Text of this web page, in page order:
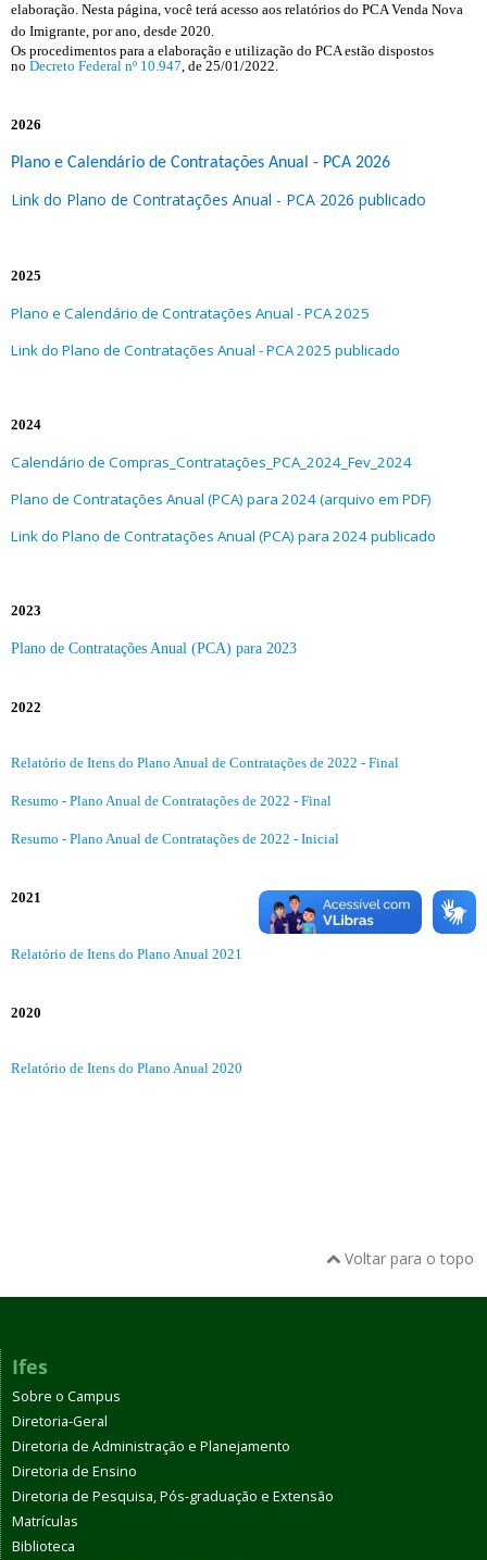
elaboração. Nesta página, você terá acesso aos relatórios do PCA Venda Nova
do Imigrante, por ano, desde 2020.
Os procedimentos para a elaboração e utilização do PCA estão dispostos
no Decreto Federal nº 10.947 , de 25/01/2022.
2026
Plano e Calendário de Contratações Anual - PCA 2026
Link do Plano de Contratações Anual - PCA 2026 publicado
2025
Plano e Calendário de Contratações Anual - PCA 2025
Link do Plano de Contratações Anual - PCA 2025 publicado
2024
Calendário de Compras_Contratações_PCA_2024_Fev_2024
Plano de Contratações Anual (PCA) para 2024 (arquivo em PDF)
Link do Plano de Contratações Anual (PCA) para 2024 publicado
2023
Plano de Contratações Anual (PCA) para 2023
2022
Relatório de Itens do Plano Anual de Contratações de 2022 - Final
Resumo - Plano Anual de Contratações de 2022 - Final
Resumo - Plano Anual de Contratações de 2022 - Inicial
2021
Relatório de Itens do Plano Anual 2021
2020
Relatório de Itens do Plano Anual 2020
Voltar para o topo
Ifes
Sobre o Campus
Diretoria-Geral
Diretoria de Administração e Planejamento
Diretoria de Ensino
Diretoria de Pesquisa, Pós-graduação e Extensão
Matrículas
Biblioteca